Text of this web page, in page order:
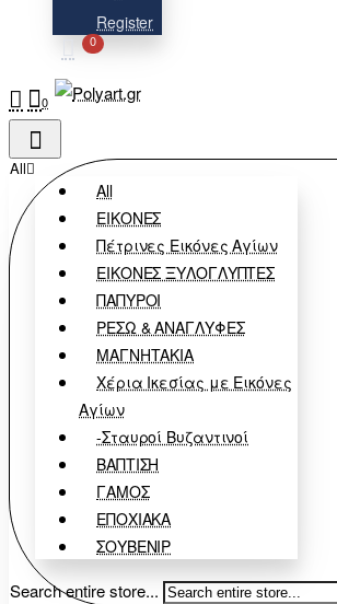
Register
0
0
All
All
ΕΙΚΟΝΕΣ
Πέτρινες Εικόνες Αγίων
ΕΙΚΟΝΕΣ ΞΥΛΟΓΛΥΠΤΕΣ
ΠΑΠΥΡΟΙ
ΡΕΣΩ & ΑΝΑΓΛΥΦΕΣ
ΜΑΓΝΗΤΑΚΙΑ
Χέρια Ικεσίας με Εικόνες
Αγίων
-Σταυροί Βυζαντινοί
ΒΑΠΤΙΣΗ
ΓΑΜΟΣ
ΕΠΟΧΙΑΚΑ
ΣΟΥΒΕΝΙΡ
Search entire store...